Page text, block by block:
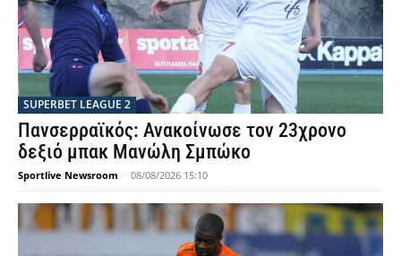
SUPERBET LEAGUE 2
Πανσερραϊκός: Ανακοίνωσε τον 23χρονο
δεξιό μπακ Μανώλη Σμπώκο
Sportlive Newsroom - 08/08/2026 15:10